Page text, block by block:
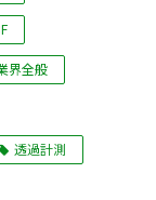
界全般
透過計測